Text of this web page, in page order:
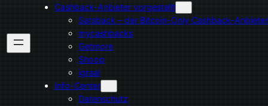
Cashback-Anbieter vorgestellt
Satsback – der Bitcoin-Only Cashback-Anbieter
mycashbacks
Getmore
Shoop
igraal
Info-Center
Datenschutz